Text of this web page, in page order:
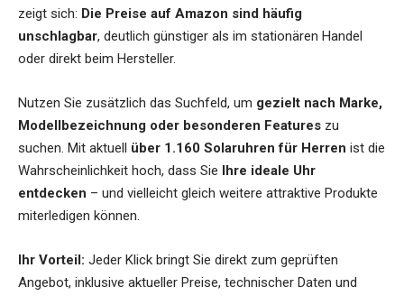
zeigt sich: Die Preise auf Amazon sind häufig
unschlagbar, deutlich günstiger als im stationären Handel
oder direkt beim Hersteller.
Nutzen Sie zusätzlich das Suchfeld, um gezielt nach Marke,
Modellbezeichnung oder besonderen Features zu
suchen. Mit aktuell über 1.160 Solaruhren für Herren ist die
Wahrscheinlichkeit hoch, dass Sie Ihre ideale Uhr
entdecken – und vielleicht gleich weitere attraktive Produkte
miterledigen können.
Ihr Vorteil: Jeder Klick bringt Sie direkt zum geprüften
Angebot, inklusive aktueller Preise, technischer Daten und